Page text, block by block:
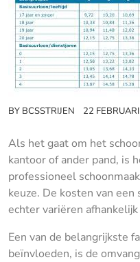
BY BCSSTRIJEN 22
Als het gaat om het
kantoor of ander pand, is
professioneel
keuze. De kosten van
echter variëren
Een van de belangrijkste
beïnvloeden, is de